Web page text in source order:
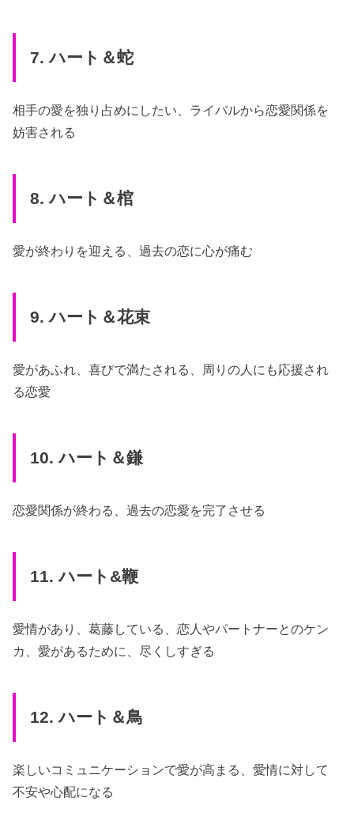
7. ハート＆蛇
相手の愛を独り占めにしたい、ライバルから恋愛関係を
妨害される
8. ハート＆棺
愛が終わりを迎える、過去の恋に心が痛む
9. ハート＆花束
愛があふれ、喜びで満たされる、周りの人にも応援され
る恋愛
10. ハート＆鎌
恋愛関係が終わる、過去の恋愛を完了させる
11. ハート&鞭
愛情があり、葛藤している、恋人やパートナーとのケン
カ、愛があるために、尽くしすぎる
12. ハート＆鳥
楽しいコミュニケーションで愛が高まる、愛情に対して
不安や心配になる